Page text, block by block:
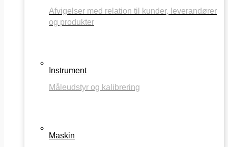
Afvigelser med relation til kunder, leverandører
og produkter
Instrument
Måleudstyr og kalibrering
Maskin